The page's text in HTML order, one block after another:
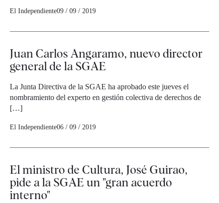
El Independiente09 / 09 / 2019
Juan Carlos Angaramo, nuevo director
general de la SGAE
La Junta Directiva de la SGAE ha aprobado este jueves el
nombramiento del experto en gestión colectiva de derechos de
[…]
El Independiente06 / 09 / 2019
El ministro de Cultura, José Guirao,
pide a la SGAE un "gran acuerdo
interno"